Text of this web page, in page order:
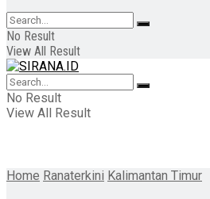
No Result
View All Result
No Result
View All Result
Home Ranaterkini Kalimantan Timur